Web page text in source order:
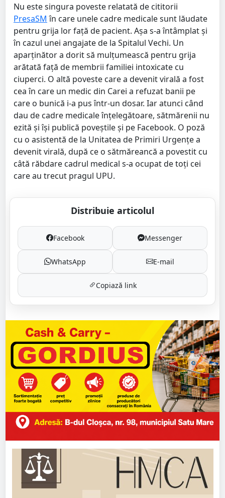
Nu este singura poveste relatată de cititorii
PresaSM în care unele cadre medicale sunt lăudate
pentru grija lor față de pacient. Așa s-a întâmplat și
în cazul unei angajate de la Spitalul Vechi. Un
aparținător a dorit să mulțumească pentru grija
arătată față de membrii familiei intoxicate cu
ciuperci. O altă poveste care a devenit virală a fost
cea în care un medic din Carei a refuzat banii pe
care o bunică i-a pus într-un dosar. Iar atunci când
dau de cadre medicale înțelegătoare, sătmărenii nu
ezită și își publică poveștile și pe Facebook. O poză
cu o asistentă de la Unitatea de Primiri Urgențe a
devenit virală, după ce o sătmăreancă a povestit cu
câtă răbdare cadrul medical s-a ocupat de toți cei
care au trecut pragul UPU.
Distribuie articolul
Facebook Messenger
WhatsApp E-mail
Copiază link